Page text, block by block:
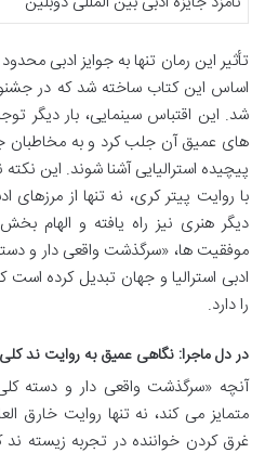
اساس این کتاب ساخته شد که در
شد. این اقتباس سینمایی، بار دیگر
های عمیق آن جلب کرد و به مخاطبان
پیچیده استرالیایی آشنا شوند. این
با روایت پیتر کری، نه تنها از مرزهای
دیگر هنری نیز راه یافته و الهام
موفقیت ها، «سرگذشت واقعی دار و
ادبی استرالیا و جهان تبدیل کرده
را دارد.
در دل ماجرا: نگاهی عمیق به روایت ند کلی
آنچه «سرگذشت واقعی دار و دسته
متمایز می کند، نه تنها روایت خارق
غرق کردن خواننده در تجربه زیسته